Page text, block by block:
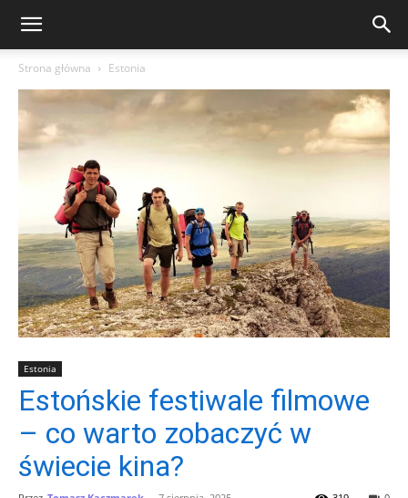
Strona główna Estonia
Estonia
Estońskie festiwale filmowe
– co warto zobaczyć w
świecie kina?